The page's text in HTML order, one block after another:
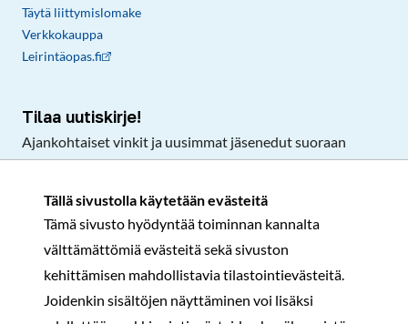
Tällä sivustolla käytetään evästeitä
Tämä sivusto hyödyntää toiminnan kannalta
välttämättömiä evästeitä sekä sivuston
kehittämisen mahdollistavia tilastointievästeitä.
Joidenkin sisältöjen näyttäminen voi lisäksi
Täytä liittymislomake
Verkkokauppa
Leirintäopas.fi
Tilaa uutiskirje!
Ajankohtaiset vinkit ja uusimmat jäsenedut suoraan